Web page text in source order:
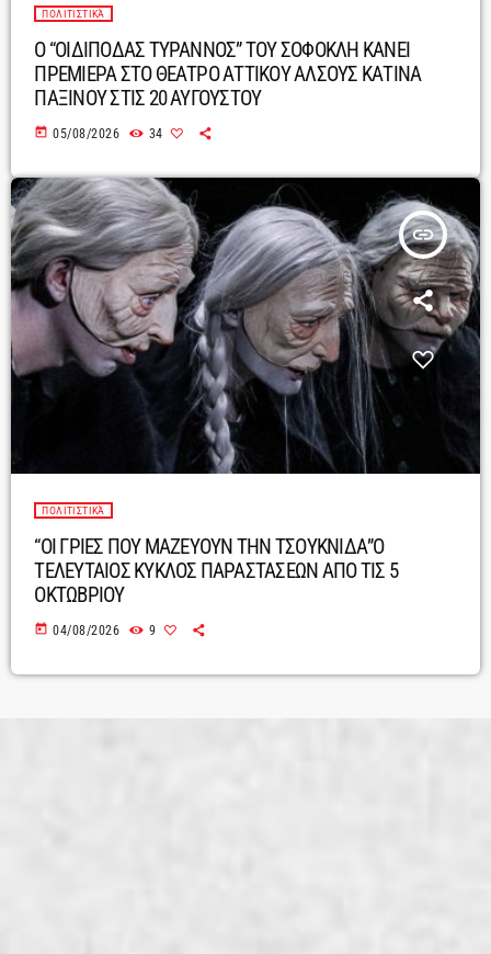
ΠΟΛΙΤΙΣΤΙΚΆ
Ο “ΟΙΔΙΠΟΔΑΣ ΤΥΡΑΝΝΟΣ” ΤΟΥ ΣΟΦΟΚΛΗ ΚΑΝΕΙ
ΠΡΕΜΙΕΡΑ ΣΤΟ ΘΕΑΤΡΟ ΑΤΤΙΚΟΥ ΑΛΣΟΥΣ ΚΑΤΙΝΑ
ΠΑΞΙΝΟΥ ΣΤΙΣ 20 ΑΥΓΟΥΣΤΟΥ
today 05/08/2026 34
insert_link
ΠΟΛΙΤΙΣΤΙΚΆ
“ΟΙ ΓΡΙΕΣ ΠΟΥ ΜΑΖΕΥΟΥΝ ΤΗΝ ΤΣΟΥΚΝΙΔΑ”Ο
ΤΕΛΕΥΤΑΙΟΣ ΚΥΚΛΟΣ ΠΑΡΑΣΤΑΣΕΩΝ ΑΠΟ ΤΙΣ 5
ΟΚΤΩΒΡΙΟΥ
today 04/08/2026 9